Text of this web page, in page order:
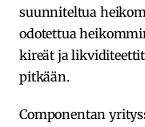
suunniteltua
odotettua
kireät ja
pitkään.
Componentan